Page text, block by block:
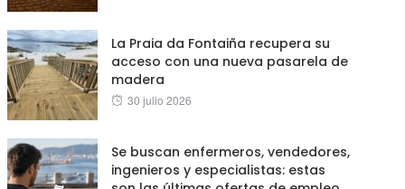
La Praia da Fontaiña recupera su
acceso con una nueva pasarela de
madera
Posted
30 julio 2026
Se buscan enfermeros, vendedores,
ingenieros y especialistas: estas